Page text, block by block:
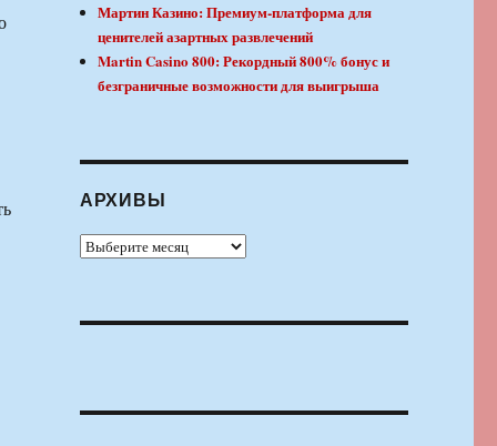
Мартин Казино: Премиум-платформа для
ценителей азартных развлечений
Martin Casino 800: Рекордный 800% бонус и
безграничные возможности для выигрыша
АРХИВЫ
Архивы